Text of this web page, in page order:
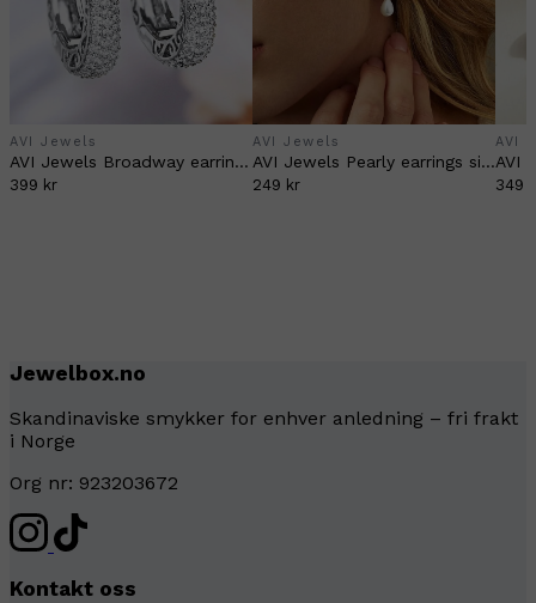
AVI Jewels
AVI Jewels Broadway earrings silver
399 kr
AVI Jewels
AVI Jewels Pearly earrings silver
249 kr
AVI
349
Jewelbox.no
Skandinaviske smykker for enhver anledning – fri frakt
i Norge
Org nr: 923203672
Kontakt oss